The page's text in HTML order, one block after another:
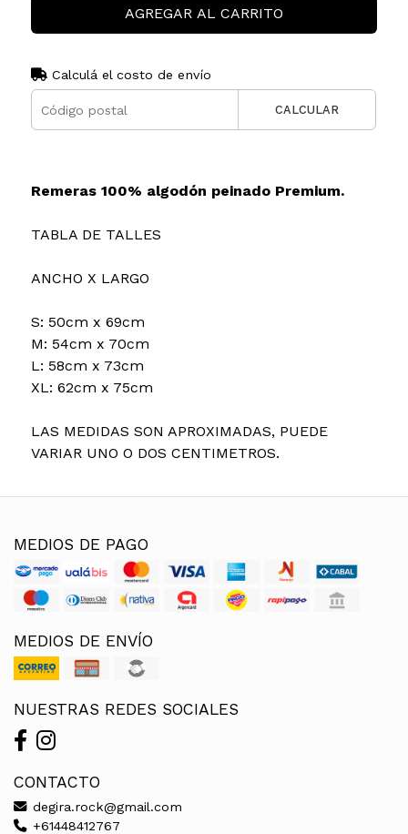
AGREGAR AL CARRITO
Calculá el costo de envío
CALCULAR
Remeras 100% algodón peinado Premium.
TABLA DE TALLES
ANCHO X LARGO
S: 50cm x 69cm
M: 54cm x 70cm
L: 58cm x 73cm
XL: 62cm x 75cm
LAS MEDIDAS SON APROXIMADAS, PUEDE
VARIAR UNO O DOS CENTIMETROS.
MEDIOS DE PAGO
MEDIOS DE ENVÍO
NUESTRAS REDES SOCIALES
CONTACTO
degira.rock@gmail.com
+61448412767